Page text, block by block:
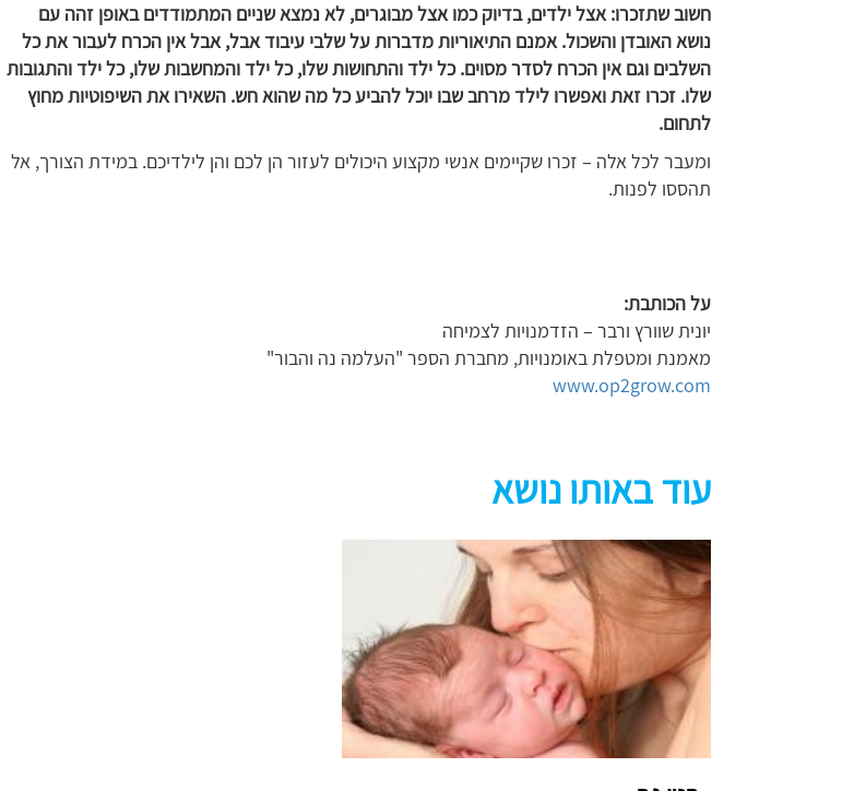
חשוב שתזכרו: אצל ילדים, בדיוק כמו אצל מבוגרים, לא נמצא שניים המתמודדים באופן זהה עם
נושא האובדן והשכול. אמנם התיאוריות מדברות על שלבי עיבוד אבל, אבל אין הכרח לעבור את כל
השלבים וגם אין הכרח לסדר מסוים. כל ילד והתחושות שלו, כל ילד והמחשבות שלו, כל ילד והתגובות
שלו. זכרו זאת ואפשרו לילד מרחב שבו יוכל להביע כל מה שהוא חש. השאירו את השיפוטיות מחוץ
לתחום.
ומעבר לכל אלה – זכרו שקיימים אנשי מקצוע היכולים לעזור הן לכם והן לילדיכם. במידת הצורך, אל
תהססו לפנות.
על הכותבת:
יונית שוורץ ורבר – הזדמנויות לצמיחה
מאמנת ומטפלת באומנויות, מחברת הספר "העלמה נה והבור"
www.op2grow.com
עוד באותו נושא